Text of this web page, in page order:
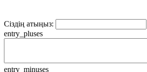
Сіздің атыңыз:
entry_pluses
entry_minuses